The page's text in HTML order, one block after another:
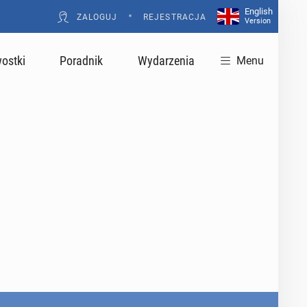
ZALOGUJ • REJESTRACJA
English
Version
Poradnik Wydarzenia Menu